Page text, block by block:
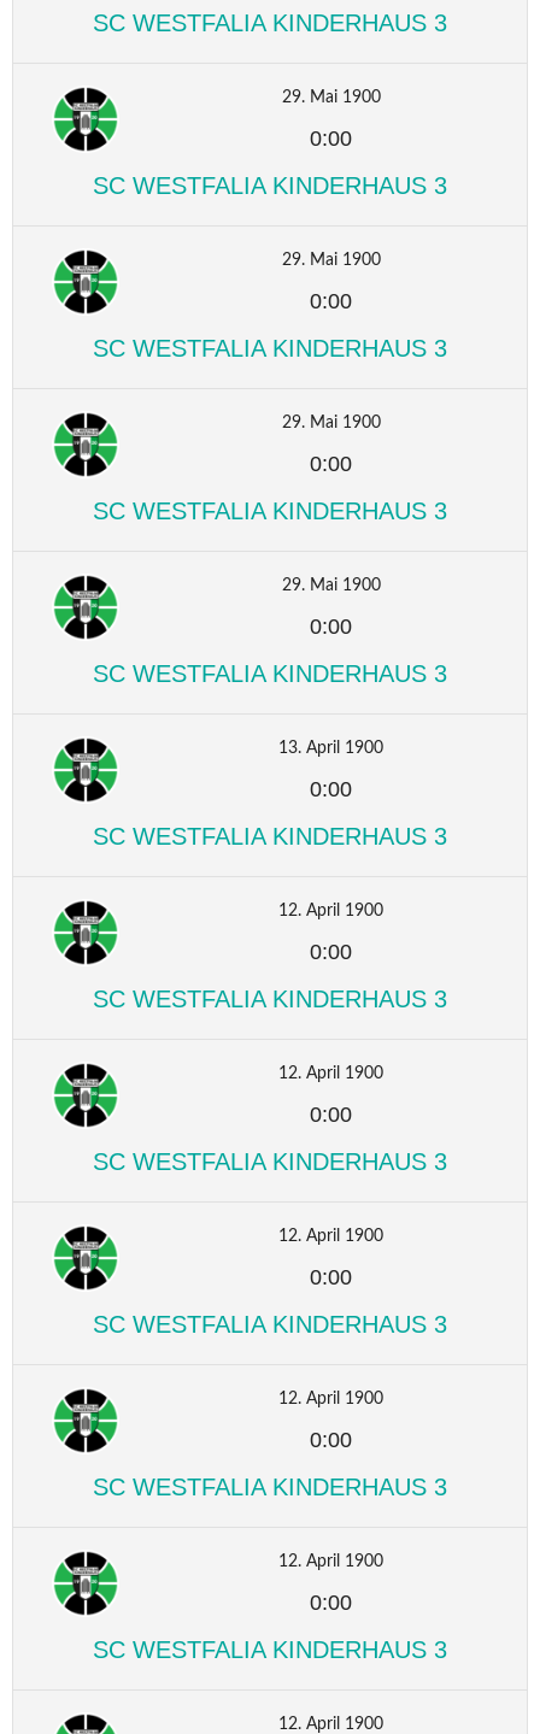
SC WESTFALIA KINDERHAUS 3
29. Mai 1900
0:00
SC WESTFALIA KINDERHAUS 3
29. Mai 1900
0:00
SC WESTFALIA KINDERHAUS 3
29. Mai 1900
0:00
SC WESTFALIA KINDERHAUS 3
29. Mai 1900
0:00
SC WESTFALIA KINDERHAUS 3
13. April 1900
0:00
SC WESTFALIA KINDERHAUS 3
12. April 1900
0:00
SC WESTFALIA KINDERHAUS 3
12. April 1900
0:00
SC WESTFALIA KINDERHAUS 3
12. April 1900
0:00
SC WESTFALIA KINDERHAUS 3
12. April 1900
0:00
SC WESTFALIA KINDERHAUS 3
12. April 1900
0:00
SC WESTFALIA KINDERHAUS 3
12. April 1900